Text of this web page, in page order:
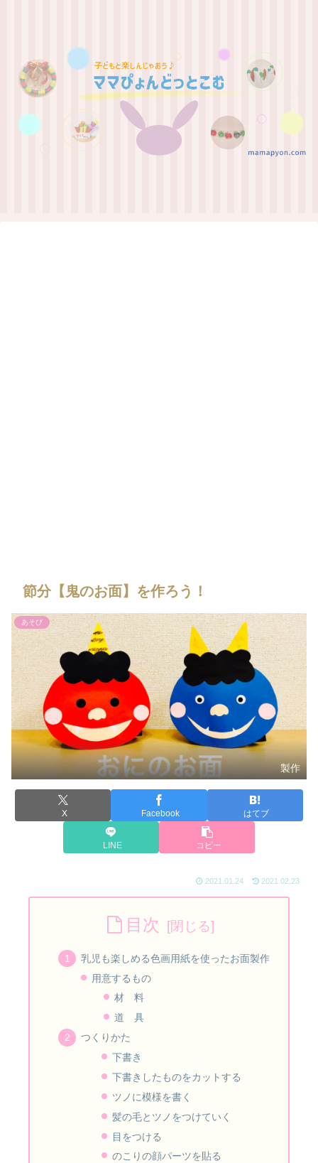
節分【鬼のお面】を作ろう！
あそび
製作
X Facebook はてブ
LINE コピー
2021.01.24 2021.02.23
目次
乳児も楽しめる色画用紙を使ったお面製作
用意するもの
材 料
道 具
つくりかた
下書き
下書きしたものをカットする
ツノに模様を書く
髪の毛とツノをつけていく
目をつける
のこりの顔パーツを貼る